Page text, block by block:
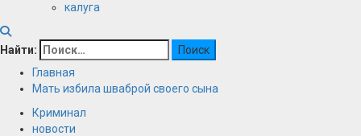
калуга
Найти:
Главная
Мать избила шваброй своего сына
Криминал
новости